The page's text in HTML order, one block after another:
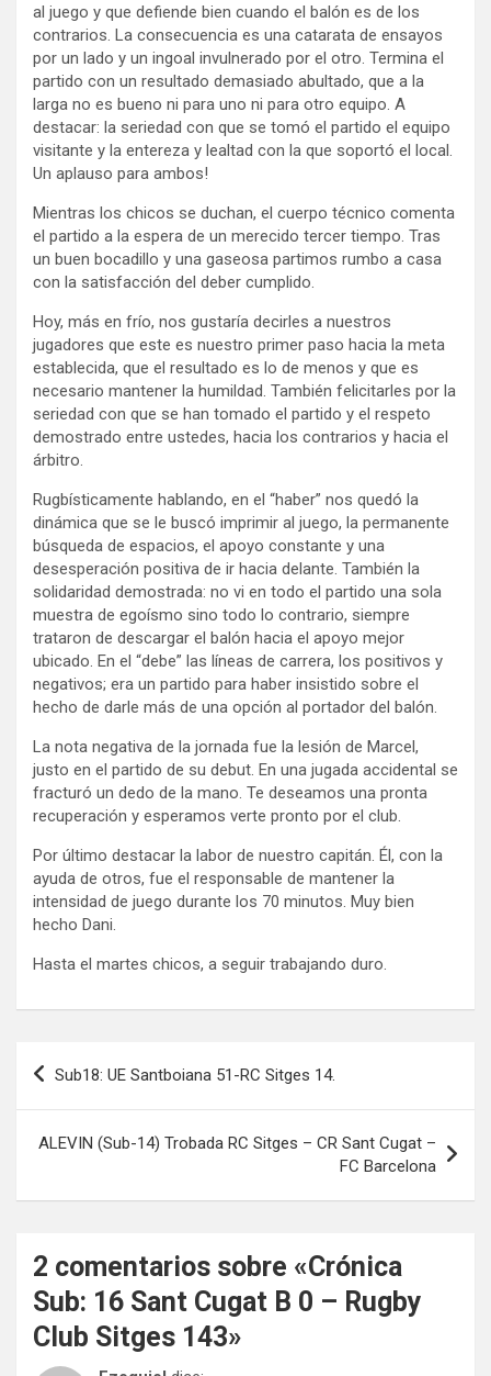
al juego y que defiende bien cuando el balón es de los
contrarios. La consecuencia es una catarata de ensayos
por un lado y un ingoal invulnerado por el otro. Termina el
partido con un resultado demasiado abultado, que a la
larga no es bueno ni para uno ni para otro equipo. A
destacar: la seriedad con que se tomó el partido el equipo
visitante y la entereza y lealtad con la que soportó el local.
Un aplauso para ambos!
Mientras los chicos se duchan, el cuerpo técnico comenta
el partido a la espera de un merecido tercer tiempo. Tras
un buen bocadillo y una gaseosa partimos rumbo a casa
con la satisfacción del deber cumplido.
Hoy, más en frío, nos gustaría decirles a nuestros
jugadores que este es nuestro primer paso hacia la meta
establecida, que el resultado es lo de menos y que es
necesario mantener la humildad. También felicitarles por la
seriedad con que se han tomado el partido y el respeto
demostrado entre ustedes, hacia los contrarios y hacia el
árbitro.
Rugbísticamente hablando, en el “haber” nos quedó la
dinámica que se le buscó imprimir al juego, la permanente
búsqueda de espacios, el apoyo constante y una
desesperación positiva de ir hacia delante. También la
solidaridad demostrada: no vi en todo el partido una sola
muestra de egoísmo sino todo lo contrario, siempre
trataron de descargar el balón hacia el apoyo mejor
ubicado. En el “debe” las líneas de carrera, los positivos y
negativos; era un partido para haber insistido sobre el
hecho de darle más de una opción al portador del balón.
La nota negativa de la jornada fue la lesión de Marcel,
justo en el partido de su debut. En una jugada accidental se
fracturó un dedo de la mano. Te deseamos una pronta
recuperación y esperamos verte pronto por el club.
Por último destacar la labor de nuestro capitán. Él, con la
ayuda de otros, fue el responsable de mantener la
intensidad de juego durante los 70 minutos. Muy bien
hecho Dani.
Hasta el martes chicos, a seguir trabajando duro.
Navegación
entradas
Sub18: UE Santboiana 51-RC Sitges 14.
ALEVIN (Sub-14) Trobada RC Sitges – CR Sant Cugat –
FC Barcelona
2 comentarios sobre «Crónica
Sub: 16 Sant Cugat B 0 – Rugby
Club Sitges 143»